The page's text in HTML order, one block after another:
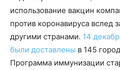
использование вакцин
против коронавируса вслед
другими странами. 14
были доставлены в 145
Программа иммунизации